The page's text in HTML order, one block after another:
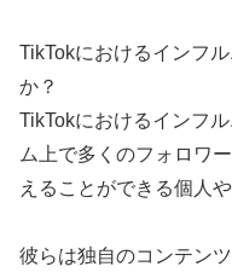
TikTokにおけるインフ
か？
TikTokにおけるインフ
ム上で多くのフォロワ
えることができる個人
彼らは独自のコンテン